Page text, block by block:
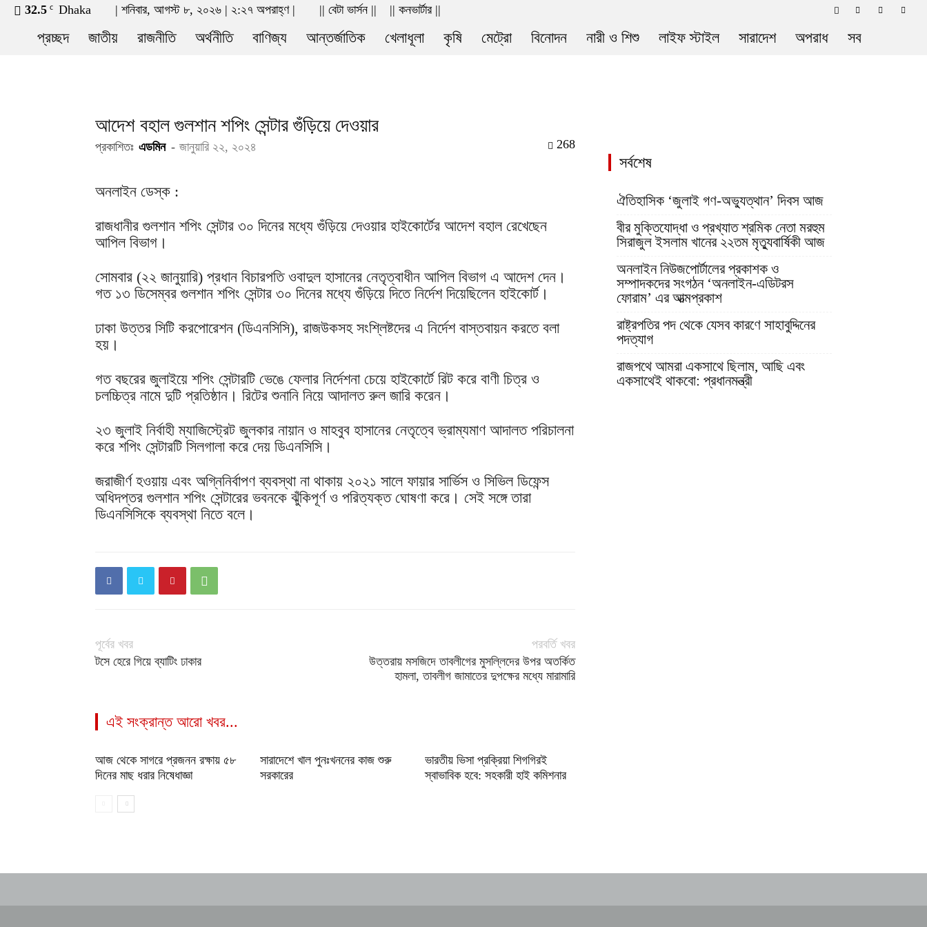
32.5 C Dhaka | শনিবার, আগস্ট ৮, ২০২৬ | ২:২৭ অপরাহ্ণ | || বেটা ভার্সন || || কনভার্টার ||
news21bd.net
প্রচ্ছদ জাতীয় রাজনীতি অর্থনীতি বাণিজ্য আন্তর্জাতিক খেলাধূলা কৃষি মেট্রো বিনোদন নারী ও শিশু লাইফ স্টাইল সারাদেশ অপরাধ সব
আদেশ বহাল গুলশান শপিং সেন্টার গুঁড়িয়ে দেওয়ার
প্রকাশিতঃ এডমিন - জানুয়ারি ২২, ২০২৪ 268
অনলাইন ডেস্ক :
রাজধানীর গুলশান শপিং সেন্টার ৩০ দিনের মধ্যে গুঁড়িয়ে দেওয়ার হাইকোর্টের আদেশ বহাল রেখেছেন
আপিল বিভাগ।
সোমবার (২২ জানুয়ারি) প্রধান বিচারপতি ওবাদুল হাসানের নেতৃত্বাধীন আপিল বিভাগ এ আদেশ দেন।
গত ১৩ ডিসেম্বর গুলশান শপিং সেন্টার ৩০ দিনের মধ্যে গুঁড়িয়ে দিতে নির্দেশ দিয়েছিলেন হাইকোর্ট।
ঢাকা উত্তর সিটি করপোরেশন (ডিএনসিসি), রাজউকসহ সংশ্লিষ্টদের এ নির্দেশ বাস্তবায়ন করতে বলা
হয়।
গত বছরের জুলাইয়ে শপিং সেন্টারটি ভেঙে ফেলার নির্দেশনা চেয়ে হাইকোর্টে রিট করে বাণী চিত্র ও
চলচ্চিত্র নামে দুটি প্রতিষ্ঠান। রিটের শুনানি নিয়ে আদালত রুল জারি করেন।
২৩ জুলাই নির্বাহী ম্যাজিস্ট্রেট জুলকার নায়ান ও মাহবুব হাসানের নেতৃত্বে ভ্রাম্যমাণ আদালত পরিচালনা
করে শপিং সেন্টারটি সিলগালা করে দেয় ডিএনসিসি।
জরাজীর্ণ হওয়ায় এবং অগ্নিনির্বাপণ ব্যবস্থা না থাকায় ২০২১ সালে ফায়ার সার্ভিস ও সিভিল ডিফেন্স
অধিদপ্তর গুলশান শপিং সেন্টারের ভবনকে ঝুঁকিপূর্ণ ও পরিত্যক্ত ঘোষণা করে। সেই সঙ্গে তারা
ডিএনসিসিকে ব্যবস্থা নিতে বলে।
পূর্বের খবর
টসে হেরে গিয়ে ব্যাটিং ঢাকার
পরবর্তি খবর
উত্তরায় মসজিদে তাবলীগের মুসল্লিদের উপর অতর্কিত
হামলা, তাবলীগ জামাতের দুপক্ষের মধ্যে মারামারি
এই সংক্রান্ত আরো খবর...
আজ থেকে সাগরে প্রজনন রক্ষায় ৫৮
দিনের মাছ ধরার নিষেধাজ্ঞা
সারাদেশে খাল পুনঃখননের কাজ শুরু
সরকারের
ভারতীয় ভিসা প্রক্রিয়া শিগগিরই
স্বাভাবিক হবে: সহকারী হাই কমিশনার
সর্বশেষ
ঐতিহাসিক ‘জুলাই গণ-অভ্যুত্থান’ দিবস আজ
বীর মুক্তিযোদ্ধা ও প্রখ্যাত শ্রমিক নেতা মরহুম
সিরাজুল ইসলাম খানের ২২তম মৃত্যুবার্ষিকী আজ
অনলাইন নিউজপোর্টালের প্রকাশক ও
সম্পাদকদের সংগঠন ‘অনলাইন-এডিটরস
ফোরাম’ এর আত্মপ্রকাশ
রাষ্ট্রপতির পদ থেকে যেসব কারণে সাহাবুদ্দিনের
পদত্যাগ
রাজপথে আমরা একসাথে ছিলাম, আছি এবং
একসাথেই থাকবো: প্রধানমন্ত্রী